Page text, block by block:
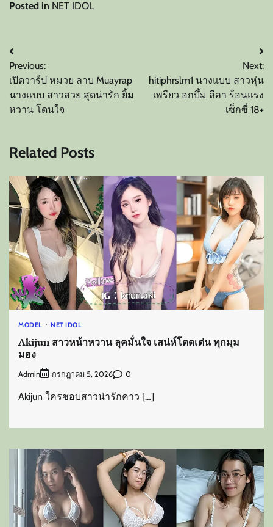
Posted in NET IDOL
แนะแนว
เรื่อง
Previous:
เปิดวาร์ป หมวย ลาบ Muayrap
นางแบบ สาวสวย สุดน่ารัก ยิ้ม
หวาน โดนใจ
Next:
hitiphrslm1 นางแบบ สาวหุ่น
เพรียว อกบึ้ม ลีลา ร้อนแรง
เซ็กซี่ 18+
Related Posts
MODEL NET IDOL
Akijun สาวหน้าหวาน ลุคมั่นใจ เสน่ห์โดดเด่น ทุกมุม
มอง
Admin กรกฎาคม 5, 2026 0
Akijun ใครชอบสาวน่ารักคาว […]